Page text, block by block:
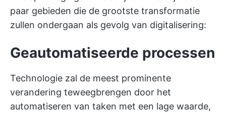
paar gebieden die de grootste transformatie
zullen ondergaan als gevolg van digitalisering:
Geautomatiseerde processen
Technologie zal de meest prominente
verandering teweegbrengen door het
automatiseren van taken met een lage waarde,